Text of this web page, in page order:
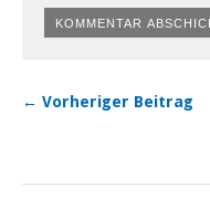
← Vorheriger Beitrag